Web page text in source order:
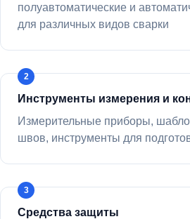
полуавтоматические и
для различных видов сварки
Инструменты измерения и
Измерительные приборы,
швов, инструменты для
Средства защиты